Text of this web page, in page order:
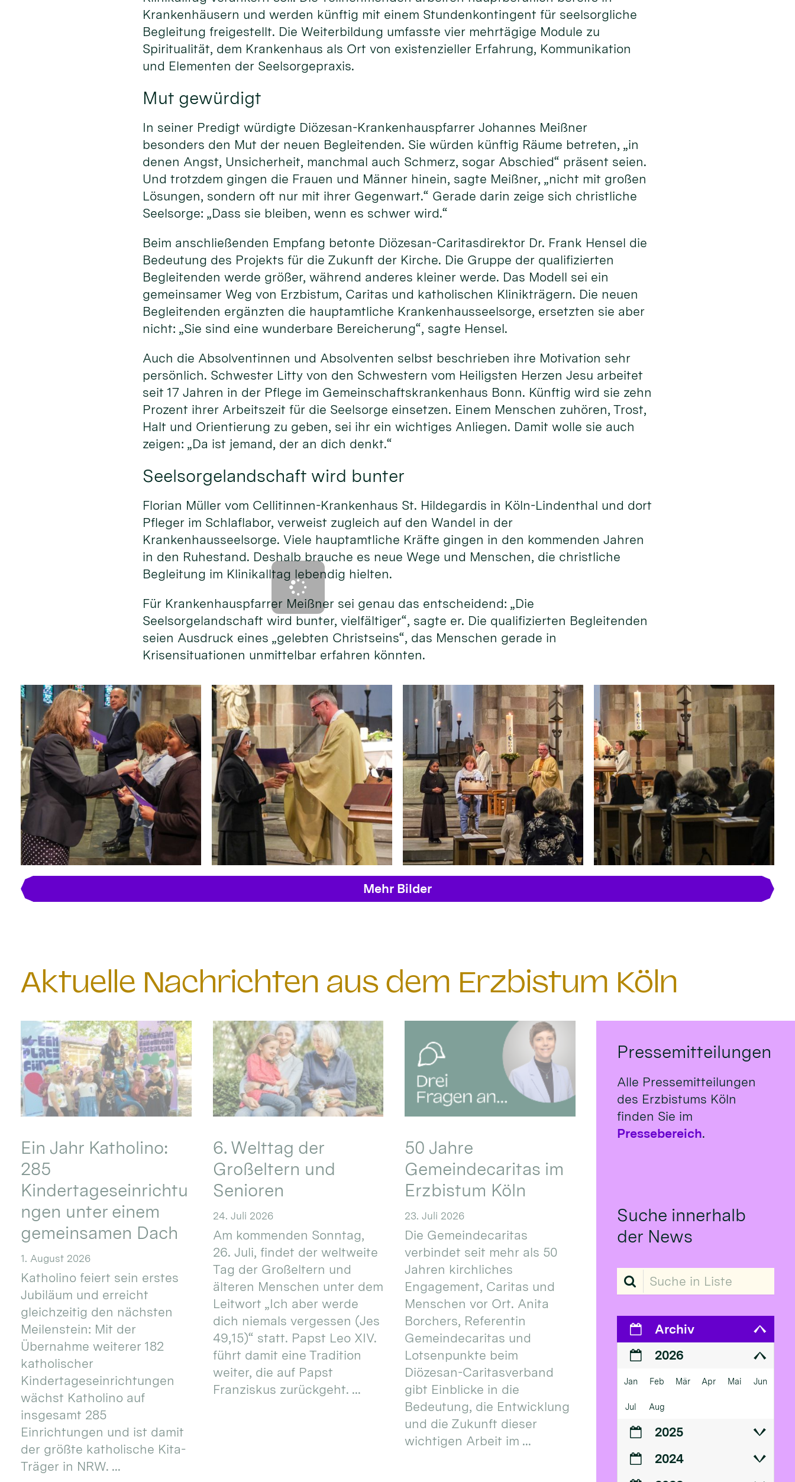
Krankenhäusern und werden künftig mit einem Stundenkontingent für seelsorgliche
Begleitung freigestellt. Die Weiterbildung umfasste vier mehrtägige Module zu
Spiritualität, dem Krankenhaus als Ort von existenzieller Erfahrung, Kommunikation
und Elementen der Seelsorgepraxis.
Mut gewürdigt
In seiner Predigt würdigte Diözesan-Krankenhauspfarrer Johannes Meißner
besonders den Mut der neuen Begleitenden. Sie würden künftig Räume betreten, „in
denen Angst, Unsicherheit, manchmal auch Schmerz, sogar Abschied“ präsent seien.
Und trotzdem gingen die Frauen und Männer hinein, sagte Meißner, „nicht mit großen
Lösungen, sondern oft nur mit ihrer Gegenwart.“ Gerade darin zeige sich christliche
Seelsorge: „Dass sie bleiben, wenn es schwer wird.“
Beim anschließenden Empfang betonte Diözesan-Caritasdirektor Dr. Frank Hensel die
Bedeutung des Projekts für die Zukunft der Kirche. Die Gruppe der qualifizierten
Begleitenden werde größer, während anderes kleiner werde. Das Modell sei ein
gemeinsamer Weg von Erzbistum, Caritas und katholischen Klinikträgern. Die neuen
Begleitenden ergänzten die hauptamtliche Krankenhausseelsorge, ersetzten sie aber
nicht: „Sie sind eine wunderbare Bereicherung“, sagte Hensel.
Auch die Absolventinnen und Absolventen selbst beschrieben ihre Motivation sehr
persönlich. Schwester Litty von den Schwestern vom Heiligsten Herzen Jesu arbeitet
seit 17 Jahren in der Pflege im Gemeinschaftskrankenhaus Bonn. Künftig wird sie zehn
Prozent ihrer Arbeitszeit für die Seelsorge einsetzen. Einem Menschen zuhören, Trost,
Halt und Orientierung zu geben, sei ihr ein wichtiges Anliegen. Damit wolle sie auch
zeigen: „Da ist jemand, der an dich denkt.“
Seelsorgelandschaft wird bunter
Florian Müller vom Cellitinnen-Krankenhaus St. Hildegardis in Köln-Lindenthal und dort
Pfleger im Schlaflabor, verweist zugleich auf den Wandel in der
Krankenhausseelsorge. Viele hauptamtliche Kräfte gingen in den kommenden Jahren
in den Ruhestand. Deshalb brauche es neue Wege und Menschen, die christliche
Begleitung im Klinikalltag lebendig hielten.
Für Krankenhauspfarrer Meißner sei genau das entscheidend: „Die
Seelsorgelandschaft wird bunter, vielfältiger“, sagte er. Die qualifizierten Begleitenden
seien Ausdruck eines „gelebten Christseins“, das Menschen gerade in
Krisensituationen unmittelbar erfahren könnten.
Mehr Bilder
Aktuelle Nachrichten aus dem Erzbistum Köln
Ein Jahr Katholino:
285
Kindertageseinrichtu
ngen unter einem
gemeinsamen Dach
1. August 2026
Katholino feiert sein erstes
Jubiläum und erreicht
gleichzeitig den nächsten
Meilenstein: Mit der
Übernahme weiterer 182
katholischer
Kindertageseinrichtungen
wächst Katholino auf
insgesamt 285
Einrichtungen und ist damit
der größte katholische Kita-
Träger in NRW. ...
6. Welttag der
Großeltern und
Senioren
24. Juli 2026
Am kommenden Sonntag,
26. Juli, findet der weltweite
Tag der Großeltern und
älteren Menschen unter dem
Leitwort „Ich aber werde
dich niemals vergessen (Jes
49,15)“ statt. Papst Leo XIV.
führt damit eine Tradition
weiter, die auf Papst
Franziskus zurückgeht. ...
50 Jahre
Gemeindecaritas im
Erzbistum Köln
23. Juli 2026
Die Gemeindecaritas
verbindet seit mehr als 50
Jahren kirchliches
Engagement, Caritas und
Menschen vor Ort. Anita
Borchers, Referentin
Gemeindecaritas und
Lotsenpunkte beim
Diözesan-Caritasverband
gibt Einblicke in die
Bedeutung, die Entwicklung
und die Zukunft dieser
wichtigen Arbeit im ...
Pressemitteilungen
Alle Pressemitteilungen
des Erzbistums Köln
finden Sie im
Pressebereich.
Suche innerhalb
der News
Suche in Liste
Archiv
2026
Jan Feb Mär Apr Mai Jun
Jul Aug
2025
2024